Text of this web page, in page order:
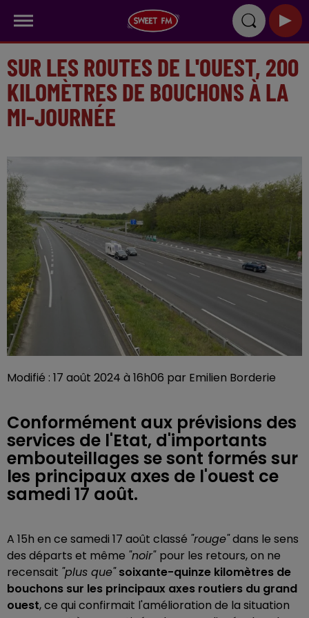
SUR LES ROUTES DE L'OUEST, 200
KILOMÈTRES DE BOUCHONS À LA
MI-JOURNÉE
Modifié : 17 août 2024 à 16h06 par Emilien Borderie
Conformément aux prévisions des
services de l'Etat, d'importants
embouteillages se sont formés sur
les principaux axes de l'ouest ce
samedi 17 août.
A 15h en ce samedi 17 août classé "rouge"dans le sens
des départs et même "noir" pour les retours, on ne
recensait "plus que" soixante-quinze kilomètres de
bouchons sur les principaux axes routiers du grand
ouest, ce qui confirmait l'amélioration de la situation